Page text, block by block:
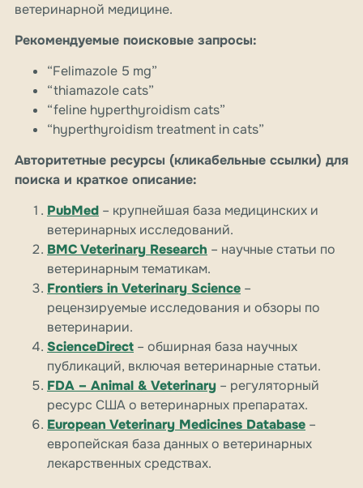
ветеринарной медицине.
Рекомендуемые поисковые запросы:
“Felimazole 5 mg”
“thiamazole cats”
“feline hyperthyroidism cats”
“hyperthyroidism treatment in cats”
Авторитетные ресурсы (кликабельные ссылки) для
поиска и краткое описание:
PubMed – крупнейшая база медицинских и
ветеринарных исследований.
BMC Veterinary Research – научные статьи по
ветеринарным тематикам.
Frontiers in Veterinary Science –
рецензируемые исследования и обзоры по
ветеринарии.
ScienceDirect – обширная база научных
публикаций, включая ветеринарные статьи.
FDA – Animal & Veterinary – регуляторный
ресурс США о ветеринарных препаратах.
European Veterinary Medicines Database –
европейская база данных о ветеринарных
лекарственных средствах.